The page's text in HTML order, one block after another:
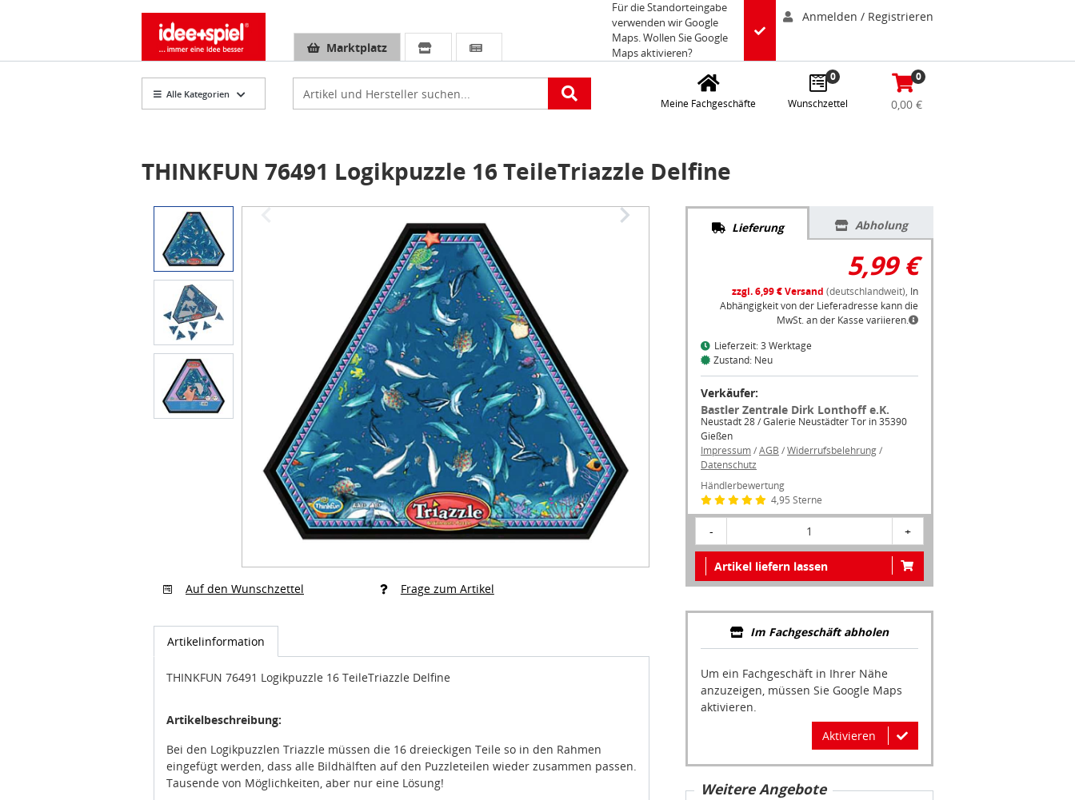
Marktplatz
Für die Standorteingabe
verwenden wir Google
Maps. Wollen Sie Google
Maps aktivieren?
Anmelden / Registrieren
Alle Kategorien
Meine Fachgeschäfte
0
Wunschzettel
0
0,00 €
THINKFUN 76491 Logikpuzzle 16 TeileTriazzle Delfine
Auf den Wunschzettel Frage zum Artikel
Artikelinformation
THINKFUN 76491 Logikpuzzle 16 TeileTriazzle Delfine
Artikelbeschreibung:
Bei den Logikpuzzlen Triazzle müssen die 16 dreieckigen Teile so in den Rahmen
eingefügt werden, dass alle Bildhälften auf den Puzzleteilen wieder zusammen passen.
Tausende von Möglichkeiten, aber nur eine Lösung!
Lieferung Abholung
5,99 €
zzgl. 6,99 € Versand (deutschlandweit), In
Abhängigkeit von der Lieferadresse kann die
MwSt. an der Kasse variieren.
Lieferzeit: 3 Werktage
Zustand: Neu
Verkäufer:
Bastler Zentrale Dirk Lonthoff e.K.
Neustadt 28 / Galerie Neustädter Tor in 35390
Gießen
Impressum/AGB /Widerrufsbelehrung/
Datenschutz
Händlerbewertung
4,95 Sterne
- 1 +
Artikel liefern lassen
Im Fachgeschäft abholen
Um ein Fachgeschäft in Ihrer Nähe
anzuzeigen, müssen Sie Google Maps
aktivieren.
Aktivieren
Weitere Angebote